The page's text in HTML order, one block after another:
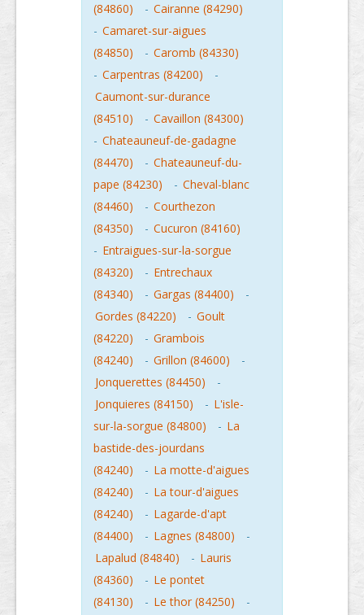
(84860)
- Cairanne (84290)
- Camaret-sur-aigues
(84850)
- Caromb (84330)
- Carpentras (84200)
-
Caumont-sur-durance
(84510)
- Cavaillon (84300)
- Chateauneuf-de-gadagne
(84470)
- Chateauneuf-du-
pape (84230)
- Cheval-blanc
(84460)
- Courthezon
(84350)
- Cucuron (84160)
- Entraigues-sur-la-sorgue
(84320)
- Entrechaux
(84340)
- Gargas (84400)
-
Gordes (84220)
- Goult
(84220)
- Grambois
(84240)
- Grillon (84600)
-
Jonquerettes (84450)
-
Jonquieres (84150)
- L'isle-
sur-la-sorgue (84800)
- La
bastide-des-jourdans
(84240)
- La motte-d'aigues
(84240)
- La tour-d'aigues
(84240)
- Lagarde-d'apt
(84400)
- Lagnes (84800)
-
Lapalud (84840)
- Lauris
(84360)
- Le pontet
(84130)
- Le thor (84250)
-